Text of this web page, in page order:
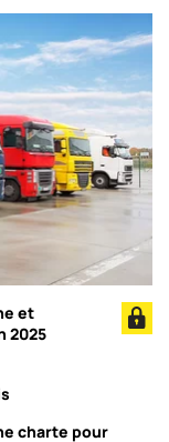
et
2025
charte pour